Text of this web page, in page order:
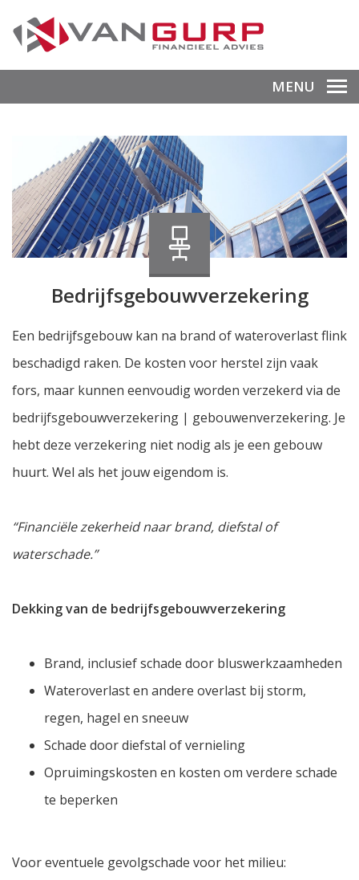
MENU
Bedrijfsgebouwverzekering
Een bedrijfsgebouw kan na brand of wateroverlast flink
beschadigd raken. De kosten voor herstel zijn vaak
fors, maar kunnen eenvoudig worden verzekerd via de
bedrijfsgebouwverzekering | gebouwenverzekering. Je
hebt deze verzekering niet nodig als je een gebouw
huurt. Wel als het jouw eigendom is.
“Financiële zekerheid naar brand, diefstal of
waterschade.”
Dekking van de bedrijfsgebouwverzekering
Brand, inclusief schade door bluswerkzaamheden
Wateroverlast en andere overlast bij storm,
regen, hagel en sneeuw
Schade door diefstal of vernieling
Opruimingskosten en kosten om verdere schade
te beperken
Voor eventuele gevolgschade voor het milieu: